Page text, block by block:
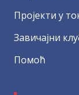
Пројекти у
Завичајни
Помоћ